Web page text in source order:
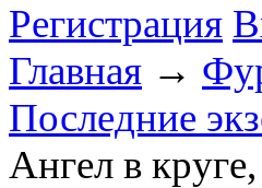
Регистрация
Главная →
Последние
Ангел в